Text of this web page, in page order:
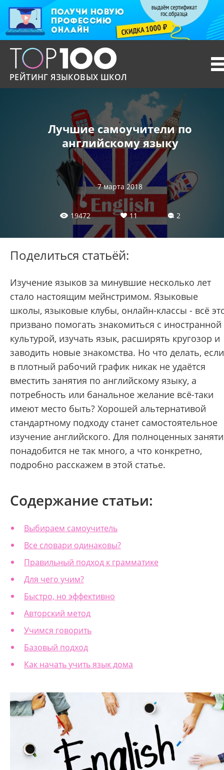
РЕЙТИНГ ЯЗЫКОВЫХ ШКОЛ
Лучшие самоучители по
английскому языку
7 марта 2018
19472 11 2
Поделиться статьёй:
Изучение языков за минувшие несколько лет
стало настоящим мейнстримом. Языковые
школы, языковые клубы, онлайн-классы - всё
призвано помогать знакомиться с иностранной
культурой, изучать язык, расширять кругозор и
заводить новые знакомства. Но что делать, если
в плотный рабочий график никак не удаётся
вместить занятия по английскому языку, а
потребность или банальное желание всё-таки
имеют место быть? Хорошей альтернативой
стандартному подходу станет самостоятельное
изучение английского. Для полноценных
понадобится не так много, а что конкретно,
подробно расскажем в этой статье.
Содержание статьи:
Выбираем самоучитель
Все словари одинаковы?
Правильный подход к грамматике
Для чего учим?
Быстро, но эффективно
Авторский метод
Учимся говорить
Базовый подход
Как начать учить язык дома